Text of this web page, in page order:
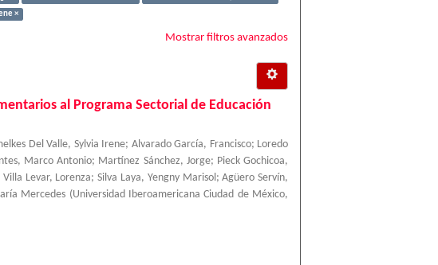
×
Mostrar filtros avanzados
al Programa Sectorial de Educación
Del Valle, Sylvia Irene; Alvarado García, Francisco; Loredo
Marco Antonio; Martínez Sánchez, Jorge; Pieck Gochicoa,
Villa Levar, Lorenza;Silva Laya, Yengny Marisol ;Agüero Servín,
Mercedes (Universidad Iberoamericana Ciudad de México,